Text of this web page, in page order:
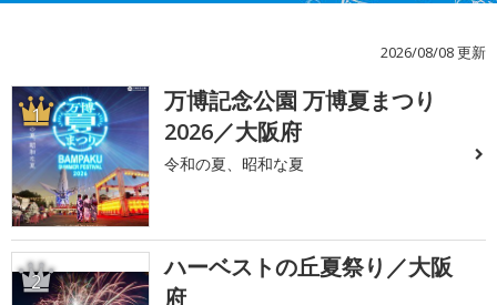
2026/08/08 更新
1
万博記念公園 万博夏まつり
2026／大阪府
令和の夏、昭和な夏
2
ハーベストの丘夏祭り／大阪
府